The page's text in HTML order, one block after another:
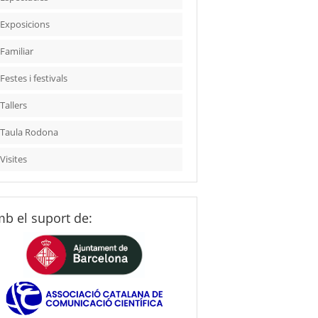
Exposicions
Familiar
Festes i festivals
Tallers
Taula Rodona
Visites
el suport de: